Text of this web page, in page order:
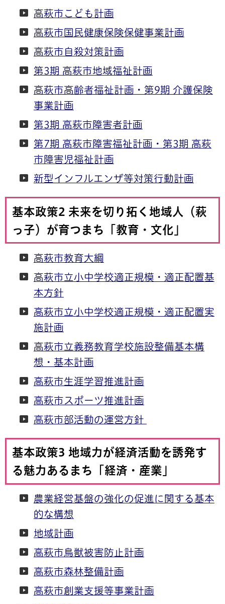
高萩市こども計画
高萩市国民健康保険保健事業計画
高萩市自殺対策計画
第3期 高萩市地域福祉計画
高萩市高齢者福祉計画・第9期 介護保険
事業計画
第3期 高萩市障害者計画
第7期 高萩市障害福祉計画・第3期 高萩
市障害児福祉計画
新型インフルエンザ等対策行動計画
基本政策2 未来を切り拓く地域人（萩
っ子）が育つまち「教育・文化」
高萩市教育大綱
高萩市立小中学校適正規模・適正配置基
本方針
高萩市立小中学校適正規模・適正配置実
施計画
高萩市立義務教育学校施設整備基本構
想・基本計画
高萩市生涯学習推進計画
高萩市スポーツ推進計画
高萩市部活動の運営方針
基本政策3 地域力が経済活動を誘発す
る魅力あるまち「経済・産業」
農業経営基盤の強化の促進に関する基本
的な構想
地域計画
高萩市鳥獣被害防止計画
高萩市森林整備計画
高萩市創業支援等事業計画